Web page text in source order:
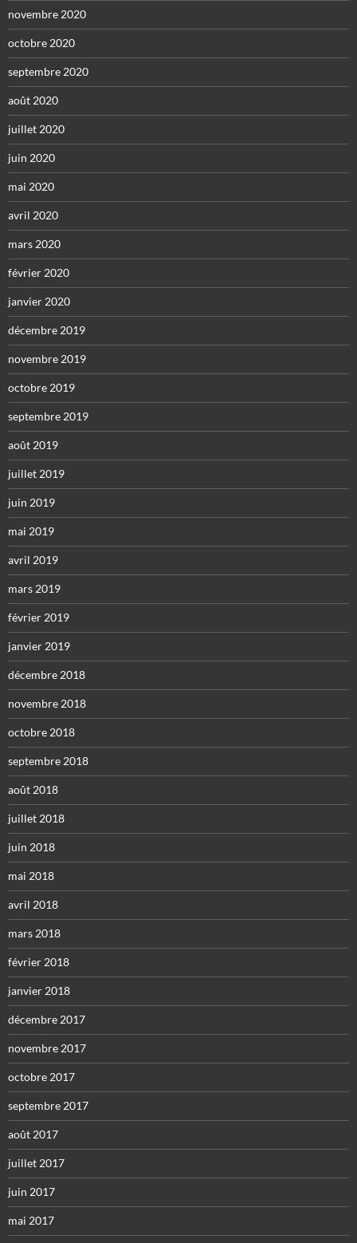
novembre 2020
octobre 2020
septembre 2020
août 2020
juillet 2020
juin 2020
mai 2020
avril 2020
mars 2020
février 2020
janvier 2020
décembre 2019
novembre 2019
octobre 2019
septembre 2019
août 2019
juillet 2019
juin 2019
mai 2019
avril 2019
mars 2019
février 2019
janvier 2019
décembre 2018
novembre 2018
octobre 2018
septembre 2018
août 2018
juillet 2018
juin 2018
mai 2018
avril 2018
mars 2018
février 2018
janvier 2018
décembre 2017
novembre 2017
octobre 2017
septembre 2017
août 2017
juillet 2017
juin 2017
mai 2017